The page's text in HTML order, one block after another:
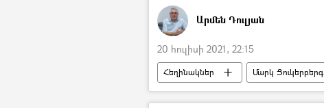
Արմեն Դուլյան
20 հուլիսի 2021, 22:15
Հեղինակներ Մարկ Ցուկերբերգ
5 րոպե Դուլյանի հետ